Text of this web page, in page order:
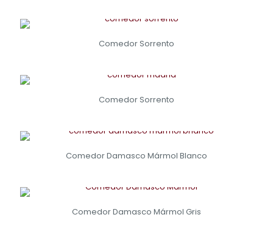
Comedor Sorrento
Comedor Sorrento
Comedor Damasco Mármol Blanco
Comedor Damasco Mármol Gris